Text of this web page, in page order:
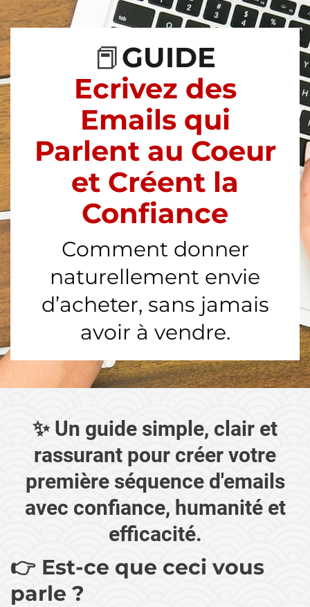
📕GUIDE
Ecrivez des
Emails qui
Parlent au Coeur
et Créent la
Confiance
Comment donner
naturellement envie
d’acheter, sans jamais
avoir à vendre.
✨ Un guide simple, clair et
rassurant pour créer votre
première séquence d'emails
avec confiance, humanité et
efficacité.
👉 Est-ce que ceci vous
parle ?